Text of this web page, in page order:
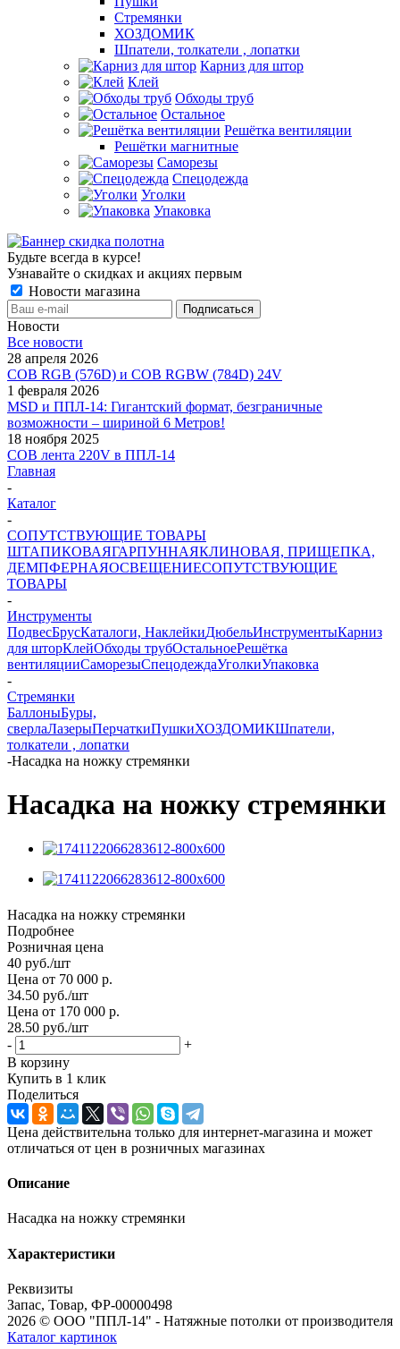
Стремянки
ХОЗДОМИК
Шпатели, толкатели , лопатки
Карниз для штор
Клей
Обходы труб
Остальное
Решётка вентиляции
Решётки магнитные
Саморезы
Спецодежда
Уголки
Упаковка
Будьте всегда в курсе!
Узнавайте о скидках и акциях первым
Новости магазина
Новости
Все новости
28 апреля 2026
COB RGB (576D) и COB RGBW (784D) 24V
1 февраля 2026
MSD и ППЛ-14: Гигантский формат, безграничные
возможности – шириной 6 Метров!
18 ноября 2025
COB лента 220V в ППЛ-14
Главная
-
Каталог
-
СОПУТСТВУЮЩИЕ ТОВАРЫ
ШТАПИКОВАЯГАРПУННАЯКЛИНОВАЯ, ПРИЩЕПКА,
ДЕМПФЕРНАЯОСВЕЩЕНИЕСОПУТСТВУЮЩИЕ
ТОВАРЫ
-
Инструменты
ПодвесБрусКаталоги, НаклейкиДюбельИнструментыКарниз
для шторКлейОбходы трубОстальноеРешётка
вентиляцииСаморезыСпецодеждаУголкиУпаковка
-
Стремянки
БаллоныБуры,
сверлаЛазерыПерчаткиПушкиХОЗДОМИКШпатели,
толкатели , лопатки
-Насадка на ножку стремянки
Насадка на ножку стремянки
Насадка на ножку стремянки
Подробнее
Розничная цена
40 руб./шт
Цена от 70 000 р.
34.50 руб./шт
Цена от 170 000 р.
28.50 руб./шт
-
+
В корзину
Купить в 1 клик
Поделиться
Цена действительна только для интернет-магазина и может
отличаться от цен в розничных магазинах
Описание
Насадка на ножку стремянки
Характеристики
Реквизиты
Запас, Товар, ФР-00000498
2026 © ООО "ППЛ-14" - Натяжные потолки от производителя
Каталог картинок